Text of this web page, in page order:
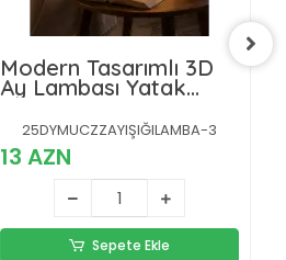
Modern Tasarımlı 3D
Ay Lambası Yatak
Odası ve Salon
Dekoru
25DYMUCZZAYIŞIĞILAMBA-3
13 AZN
Sepete Ekle